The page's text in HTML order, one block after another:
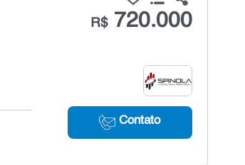
R$720.000
Contato